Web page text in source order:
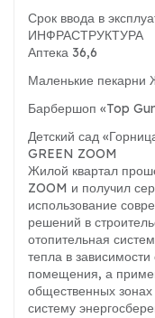
Срок ввода в
ИНФРАСТРУКТУРА
Аптека 36,6
Маленькие пекарни
Барбершоп «Top
Детский сад
GREEN ZOOM
Жилой квартал
ZOOM и получил
использование
решений в
отопительная
тепла в
помещения, а
общественных
систему